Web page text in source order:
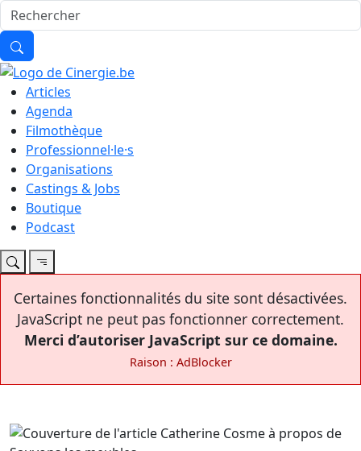
Articles
Agenda
Filmothèque
Professionnel·le·s
Organisations
Castings & Jobs
Boutique
Podcast
Certaines fonctionnalités du site sont désactivées.
JavaScript ne peut pas fonctionner correctement.
Merci d’autoriser JavaScript sur ce domaine.
Raison : AdBlocker